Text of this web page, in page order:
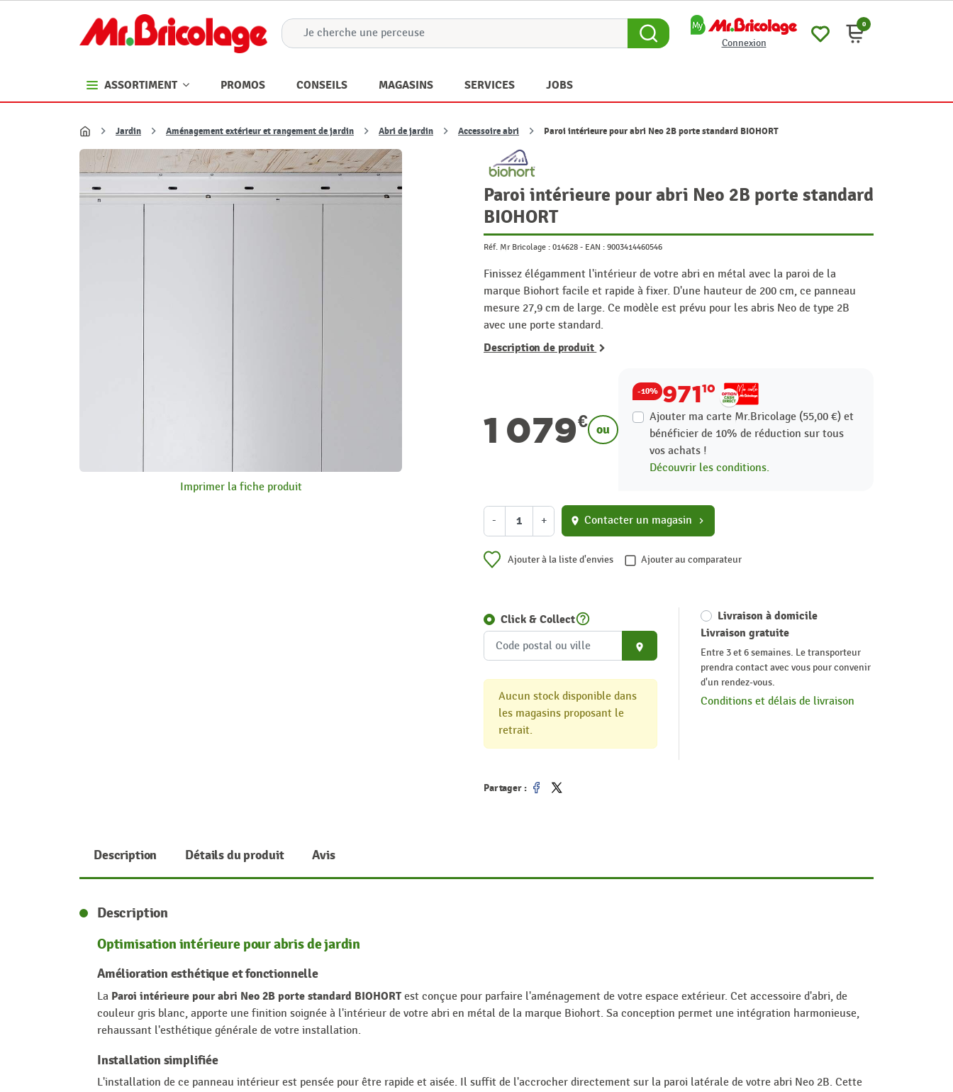
Connexion
0
ASSORTIMENT PROMOS CONSEILS MAGASINS SERVICES JOBS
Accueil
Jardin Aménagement extérieur et rangement de jardin Abri de jardin Accessoire abri Paroi intérieure pour abri Neo 2B porte standard BIOHORT
Imprimer la fiche produit
Paroi intérieure pour abri Neo 2B porte standard
BIOHORT
Réf. Mr Bricolage : 014628 - EAN : 9003414460546
Finissez élégamment l'intérieur de votre abri en métal avec la paroi de la
marque Biohort facile et rapide à fixer. D'une hauteur de 200 cm, ce panneau
mesure 27,9 cm de large. Ce modèle est prévu pour les abris Neo de type 2B
avec une porte standard.
Description de produit
1 079€ ou
-10% 97110
Ajouter ma carte Mr.Bricolage (55,00 €) et
bénéficier de 10% de réduction sur tous
vos achats !
Découvrir les conditions.
- + location_on Contacter un magasin chevron_right
Ajouter à la liste d'envies Ajouter au comparateur
Click & Collecthelp_outline
place
Aucun stock disponible dans
les magasins proposant le
retrait.
Livraison à domicile
Livraison gratuite
Entre 3 et 6 semaines. Le transporteur
prendra contact avec vous pour convenir
d'un rendez-vous.
Conditions et délais de livraison
Partager :
Description Détails du produit Avis
Description
Optimisation intérieure pour abris de jardin
Amélioration esthétique et fonctionnelle
La Paroi intérieure pour abri Neo 2B porte standard BIOHORTest conçue pour parfaire l'aménagement de votre espace extérieur. Cet accessoire d'abri, de
couleur gris blanc, apporte une finition soignée à l'intérieur de votre abri en métal de la marque Biohort. Sa conception permet une intégration harmonieuse,
rehaussant l'esthétique générale de votre installation.
Installation simplifiée
L'installation de ce panneau intérieur est pensée pour être rapide et aisée. Il suffit de l'accrocher directement sur la paroi latérale de votre abri Neo 2B. Cette